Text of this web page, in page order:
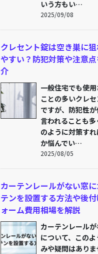
いう方もい…
2025/09/08
クレセント錠は空き巣に
やすい？防犯対策や注意
介
一般住宅でも使
ことの多いクレ
ですが、防犯性が
言われることも
のように対策す
か悩んでい…
2025/08/05
カーテンレールがない窓
テンを設置する方法や後
ォーム費用相場を解説
カーテンレール
について、このよ
みや疑問はあり